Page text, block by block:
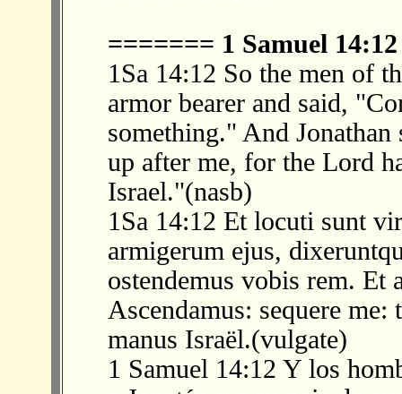
======= 1 Samuel
1Sa 14:12 So the men of
armor bearer and said,
something." And
up after me, for the Lord
Israel."(nasb)
1Sa 14:12 Et locuti sunt
armigerum ejus,
ostendemus vobis rem. Et
Ascendamus: sequere
manus Israël.(vulgate)
1 Samuel 14:12 Y los